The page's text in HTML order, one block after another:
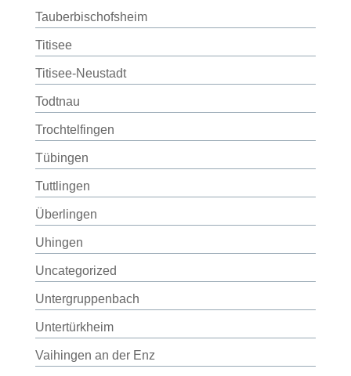
Tauberbischofsheim
Titisee
Titisee-Neustadt
Todtnau
Trochtelfingen
Tübingen
Tuttlingen
Überlingen
Uhingen
Uncategorized
Untergruppenbach
Untertürkheim
Vaihingen an der Enz